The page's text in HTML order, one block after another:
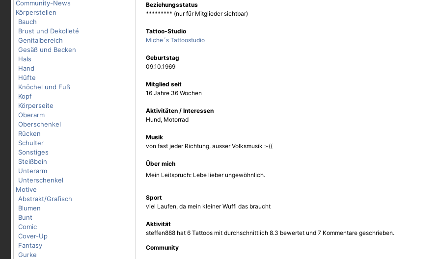
Community-News
Körperstellen
Bauch
Brust und Dekolleté
Genitalbereich
Gesäß und Becken
Hals
Hand
Hüfte
Knöchel und Fuß
Kopf
Körperseite
Oberarm
Oberschenkel
Rücken
Schulter
Sonstiges
Steißbein
Unterarm
Unterschenkel
Motive
Abstrakt/Grafisch
Blumen
Bunt
Comic
Cover-Up
Fantasy
Gurke
Beziehungsstatus
********* (nur für Mitglieder sichtbar)
Tattoo-Studio
Miche´s Tattoostudio
Geburtstag
09.10.1969
Mitglied seit
16 Jahre 36 Wochen
Aktivitäten / Interessen
Hund, Motorrad
Musik
von fast jeder Richtung, ausser Volksmusik :-((
Über mich
Mein Leitspruch: Lebe lieber ungewöhnlich.
Sport
viel Laufen, da mein kleiner Wuffi das braucht
Aktivität
steffen888 hat 6 Tattoos mit durchschnittlich 8.3 bewertet und 7 Kommentare geschrieben.
Community